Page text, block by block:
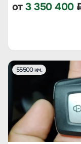
от3 350 400
55500 км.